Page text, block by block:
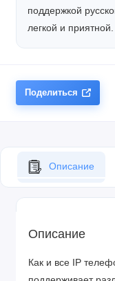
поддержкой
легкой и приятной.
Поделиться
Описание
Описание
Как и все IP